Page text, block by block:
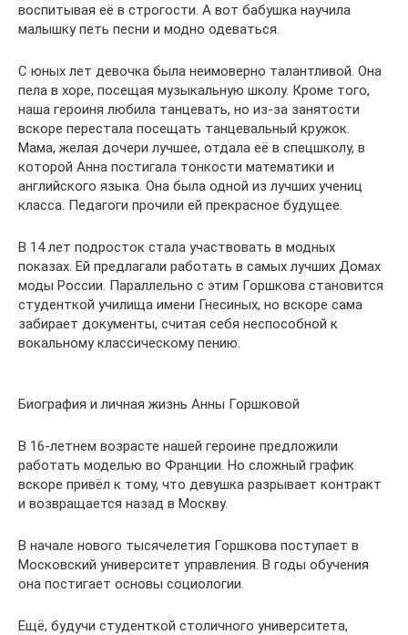
воспитывая её в строгости. А вот бабушка научила
малышку петь песни и модно одеваться.
С юных лет девочка была неимоверно талантливой. Она
пела в хоре, посещая музыкальную школу. Кроме того,
наша героиня любила танцевать, но из-за занятости
вскоре перестала посещать танцевальный кружок.
Мама, желая дочери лучшее, отдала её в спецшколу, в
которой Анна постигала тонкости математики и
английского языка. Она была одной из лучших учениц
класса. Педагоги прочили ей прекрасное будущее.
В 14 лет подросток стала участвовать в модных
показах. Ей предлагали работать в самых лучших Домах
моды России. Параллельно с этим Горшкова становится
студенткой училища имени Гнесиных, но вскоре сама
забирает документы, считая себя неспособной к
вокальному классическому пению.
Биография и личная жизнь Анны Горшковой
В 16-летнем возрасте нашей героине предложили
работать моделью во Франции. Но сложный график
вскоре привёл к тому, что девушка разрывает контракт
и возвращается назад в Москву.
В начале нового тысячелетия Горшкова поступает в
Московский университет управления. В годы обучения
она постигает основы социологии.
Ещё, будучи студенткой столичного университета,